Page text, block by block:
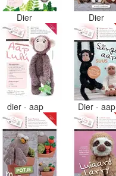
Dier Dier
dier - aap Dier - aap